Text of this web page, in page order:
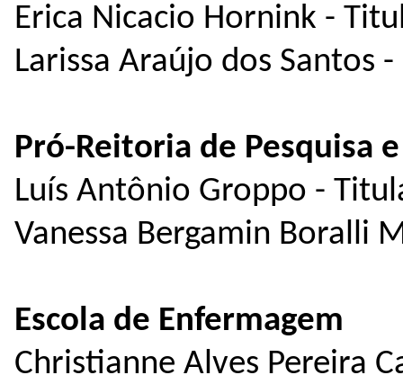
Erica Nicacio Hornink -
Larissa Araújo dos Santos
Pró-Reitoria de Pesquisa
Luís Antônio Groppo -
Vanessa Bergamin Boralli
Escola de Enfermagem
Christianne Alves Pereira